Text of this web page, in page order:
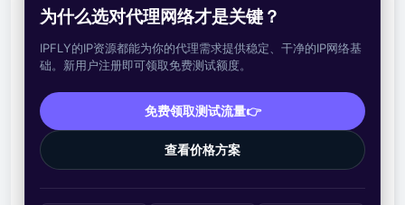
为什么选对代理网络才是关键？
IPFLY的IP资源都能为你的代理需求提供稳定、干净的IP网络基
础。新用户注册即可领取免费测试额度。
免费领取测试流量👉
查看价格方案